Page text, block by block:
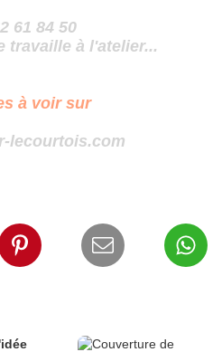
61 84 50
travaille à l'atelier...
à voir sur
lecourtois.com